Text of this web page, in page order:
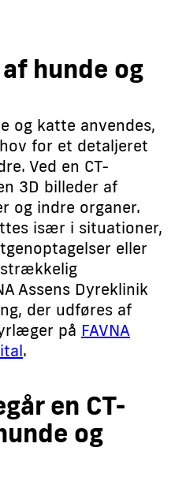
hunde og
og katte anvendes,
for et detaljeret
Ved en CT-
3D billeder af
og indre organer.
især i situationer,
eller
Assens Dyreklinik
der udføres af
på FAVNA
.
en CT-
og